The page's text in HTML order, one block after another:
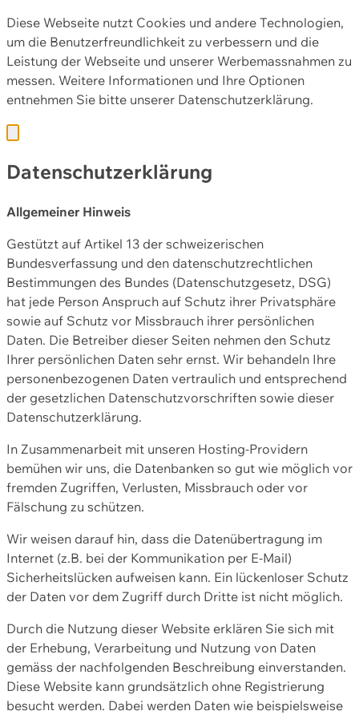
Diese Webseite nutzt Cookies und andere Technologien,
um die Benutzerfreundlichkeit zu verbessern und die
Leistung der Webseite und unserer Werbemassnahmen zu
messen. Weitere Informationen und Ihre Optionen
entnehmen Sie bitte unserer Datenschutzerklärung.
Datenschutzerklärung
Allgemeiner Hinweis
Gestützt auf Artikel 13 der schweizerischen
Bundesverfassung und den datenschutzrechtlichen
Bestimmungen des Bundes (Datenschutzgesetz, DSG)
hat jede Person Anspruch auf Schutz ihrer Privatsphäre
sowie auf Schutz vor Missbrauch ihrer persönlichen
Daten. Die Betreiber dieser Seiten nehmen den Schutz
Ihrer persönlichen Daten sehr ernst. Wir behandeln Ihre
personenbezogenen Daten vertraulich und entsprechend
der gesetzlichen Datenschutzvorschriften sowie dieser
Datenschutzerklärung.
In Zusammenarbeit mit unseren Hosting-Providern
bemühen wir uns, die Datenbanken so gut wie möglich vor
fremden Zugriffen, Verlusten, Missbrauch oder vor
Fälschung zu schützen.
Wir weisen darauf hin, dass die Datenübertragung im
Internet (z.B. bei der Kommunikation per E-Mail)
Sicherheitslücken aufweisen kann. Ein lückenloser Schutz
der Daten vor dem Zugriff durch Dritte ist nicht möglich.
Durch die Nutzung dieser Website erklären Sie sich mit
der Erhebung, Verarbeitung und Nutzung von Daten
gemäss der nachfolgenden Beschreibung einverstanden.
Diese Website kann grundsätzlich ohne Registrierung
besucht werden. Dabei werden Daten wie beispielsweise